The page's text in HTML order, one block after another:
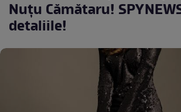
Nuţu Cămătaru!
detaliile!